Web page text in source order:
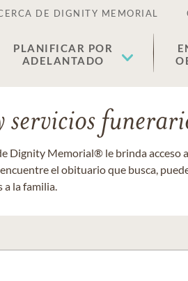
DE DIGNITY MEMORIAL
PLANIFICAR POR
ADELANTADO
servicios
Dignity Memorial® le brinda
el obituario que busca,
la familia.